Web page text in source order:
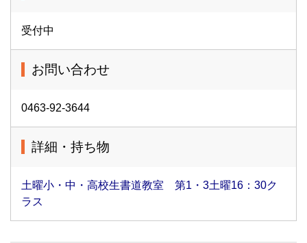
受付中
お問い合わせ
0463-92-3644
詳細・持ち物
土曜小・中・高校生書道教室 第1・3土曜16：30ク
ラス